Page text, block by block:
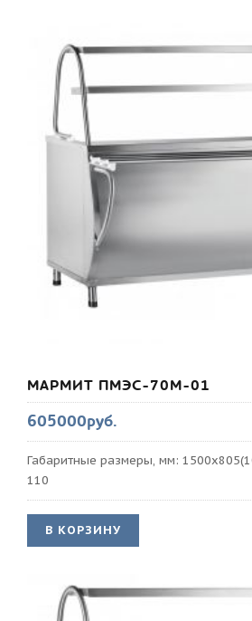
МАРМИТ ПМЭС-70М-01
605000руб.
Габаритные размеры, мм:
110
В КОРЗИНУ